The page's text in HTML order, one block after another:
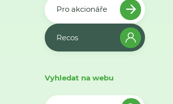
Pro akcionáře
Recos
Vyhledat na webu